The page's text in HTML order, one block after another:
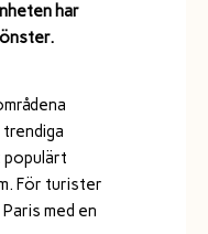
har
trendiga
populärt
För turister
med en